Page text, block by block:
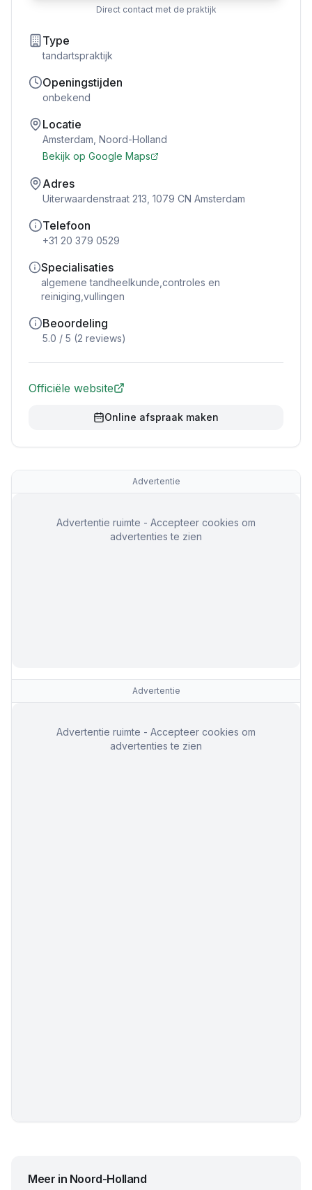
Direct contact met de praktijk
Type
tandartspraktijk
Openingstijden
onbekend
Locatie
Amsterdam Noord-Holland
Bekijk op Google Maps
Adres
Uiterwaardenstraat 213, 1079 CN Amsterdam
Telefoon
+31 20 379 0529
Specialisaties
algemene tandheelkunde,controles en
reiniging,vullingen
Beoordeling
5.0 / 5 (2 reviews)
Officiële website
Online afspraak maken
Advertentie
Advertentie ruimte - Accepteer cookies om
advertenties te zien
Advertentie
Advertentie ruimte - Accepteer cookies om
advertenties te zien
Meer in Noord-Holland